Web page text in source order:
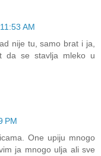
AM
nije tu, samo brat i ja,
da se stavlja mleko u
PM
One upiju mnogo
ja mnogo ulja ali sve